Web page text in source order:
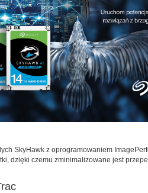
SkyHawk z oprogramowaniem
dzięki czemu zminimalizowane jest